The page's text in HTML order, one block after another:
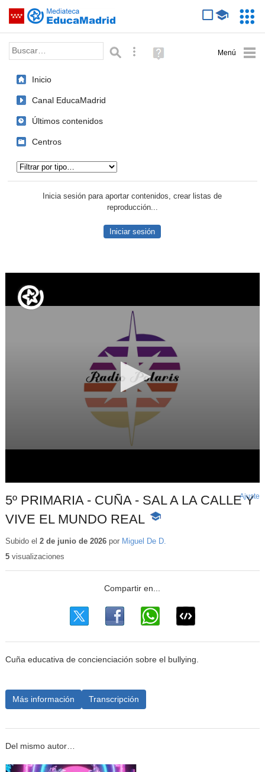
Saltar navegación
Palabra o frase: Búsqueda avanzada
Ayuda
(en
Inicio
Canal EducaMadrid
Últimos contenidos
Centros
Inicia sesión para aportar contenidos, crear listas de
reproducción...
Iniciar sesión
5º PRIMARIA - CUÑA - SAL A LA CALLE Y
VIVE EL MUNDO REAL -
educativo
Ajuste
Subido el 2 de junio de 2026por Miguel De D.
5visualizaciones
Cuña educativa de concienciación sobre el bullying.
Más información Transcripción
Del mismo autor…